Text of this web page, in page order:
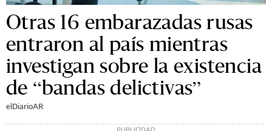
Otras 16 embarazadas rusas
entraron al país mientras
investigan sobre la existencia
de “bandas delictivas”
elDiarioAR